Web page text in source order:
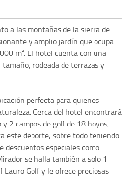
a las montañas de la sierra de
y amplio jardín que ocupa
m². El hotel cuenta con una
rodeada de terrazas y
perfecta para quienes
Cerca del hotel encontrará
2 campos de golf de 18 hoyos,
este deporte, sobre todo teniendo
especiales como
se halla también a solo 1
Lauro Golf y le ofrece preciosas